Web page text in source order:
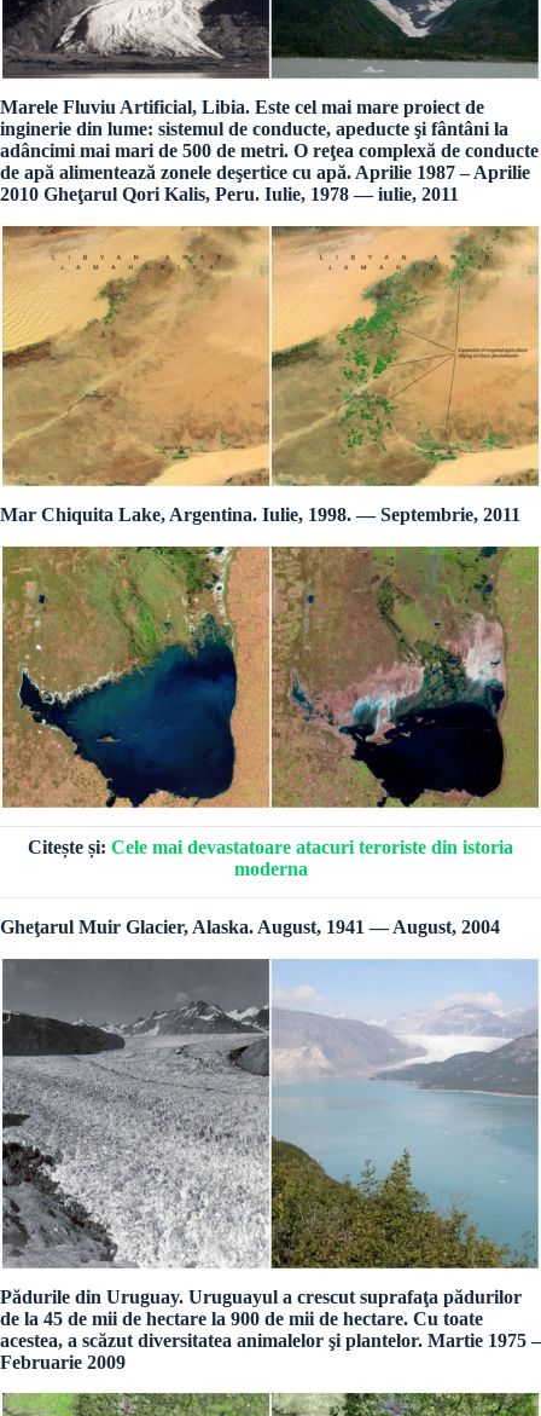
Marele Fluviu Artificial, Libia. Este cel mai mare proiect de
inginerie din lume: sistemul de conducte, apeducte şi fântâni la
adâncimi mai mari de 500 de metri. O reţea complexă de conducte
de apă alimentează zonele deşertice cu apă. Aprilie 1987 – Aprilie
2010 Gheţarul Qori Kalis, Peru. Iulie, 1978 — iulie, 2011
Mar Chiquita Lake, Argentina. Iulie, 1998. — Septembrie, 2011
Citește și: Cele mai devastatoare atacuri teroriste din istoria
moderna
Gheţarul Muir Glacier, Alaska. August, 1941 — August, 2004
Pădurile din Uruguay. Uruguayul a crescut suprafaţa pădurilor
de la 45 de mii de hectare la 900 de mii de hectare. Cu toate
acestea, a scăzut diversitatea animalelor şi plantelor. Martie 1975 –
Februarie 2009